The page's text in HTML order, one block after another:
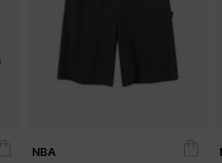
NBA